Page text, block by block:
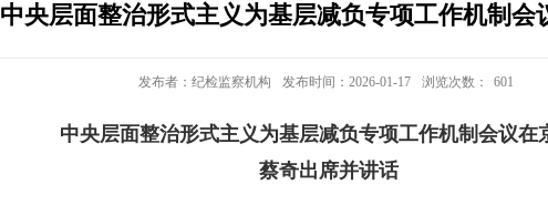
中央层面整治形式主义为基层减负专项工作机制会
发布者：纪检监察机构 发布时间：2026-01-17 浏览次数： 601
中央层面整治形式主义为基层减负专项工作机制会议在
蔡奇出席并讲话